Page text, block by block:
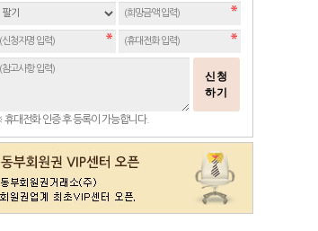
뉴코리아 남자
뉴코리아 여자
구 일반 정회원 16500
2100
17500
부산 일반(분14000)
데나 일반 11500
레이크사이드 일반(개인) 107000
이크우드 일반(개인) 10000
이크우드 프리빌리지(개인) 22000
신청
하기
휴대전화 인증 후 등록이 가능합니다.